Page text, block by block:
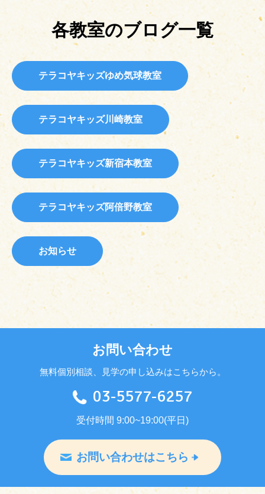
各教室のブログ一覧
テラコヤキッズゆめ気球教室
テラコヤキッズ川崎教室
テラコヤキッズ新宿本教室
テラコヤキッズ阿倍野教室
お知らせ
お問い合わせ
無料個別相談、見学の申し込みはこちらから。
03-5577-6257
受付時間 9:00~19:00(平日)
お問い合わせはこちら